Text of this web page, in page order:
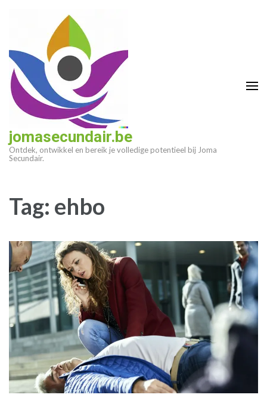
(druk
enter)
jomasecundair.be
Ontdek, ontwikkel en bereik je volledige potentieel bij Joma
Secundair.
Tag: ehbo